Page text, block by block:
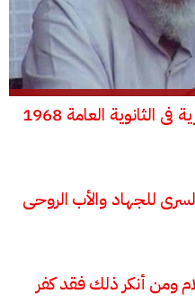
- كان سيد من أوائل الجمهورية فى الثانوية العامة 1968
للجهاد والأب الروحى
ومن أنكر ذلك فقد كفر